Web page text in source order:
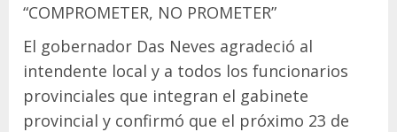
“COMPROMETER, NO PROMETER”
El gobernador Das Neves agradeció al
intendente local y a todos los funcionarios
provinciales que integran el gabinete
provincial y confirmó que el próximo 23 de